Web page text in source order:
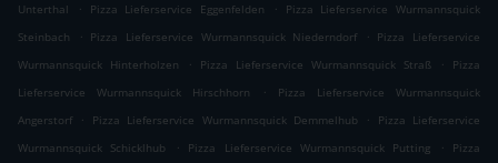
Unterthal . Pizza Lieferservice Eggenfelden .
Pizza Lieferservice Wurmannsquick
Steinbach
. Pizza Lieferservice Wurmannsquick Niederndorf . Pizza Lieferservice
Wurmannsquick Hinterholzen
. Pizza Lieferservice Wurmannsquick Straß .
Pizza
Lieferservice Wurmannsquick Hirschhorn
.
Pizza Lieferservice Wurmannsquick
Angerstorf
. Pizza Lieferservice Wurmannsquick Demmelhub .
Pizza Lieferservice
Wurmannsquick Schicklhub
. Pizza Lieferservice Wurmannsquick Putting .
Pizza